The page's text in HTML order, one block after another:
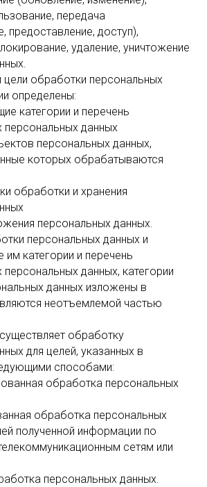
передача
предоставление, доступ),
удаление, уничтожение
обработки персональных
определены:
категории и перечень
данных
персональных данных,
которых обрабатываются
обработки и хранения
персональных данных.
персональных данных и
категории и перечень
данных, категории
данных изложены в
неотъемлемой частью
обработку
для целей, указанных в
способами:
обработка персональных
обработка персональных
полученной информации по
сетям или
персональных данных.